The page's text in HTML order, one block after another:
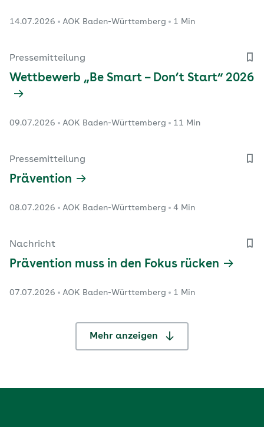
14.07.2026 AOK Baden-Württemberg 1 Min
Pressemitteilung
Wettbewerb „Be Smart – Don’t Start“ 2026
09.07.2026 AOK Baden-Württemberg 11 Min
Pressemitteilung
Prävention
08.07.2026 AOK Baden-Württemberg 4 Min
Nachricht
Prävention muss in den Fokus rücken
07.07.2026 AOK Baden-Württemberg 1 Min
Mehr anzeigen